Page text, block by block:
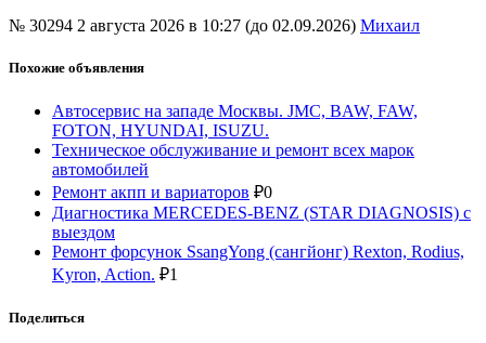
№ 30294 2 августа 2026 в 10:27 (до 02.09.2026) Михаил
Похожие объявления
Автосервис на западе Москвы. JMC, BAW, FAW,
FOTON, HYUNDAI, ISUZU.
Техническое обслуживание и ремонт всех марок
автомобилей
Ремонт акпп и вариаторов ₽0
Диагностика MERCEDES-BENZ (STAR DIAGNOSIS) с
выездом
Ремонт форсунок SsangYong (сангйонг) Rexton, Rodius,
Kyron, Action. ₽1
Поделиться